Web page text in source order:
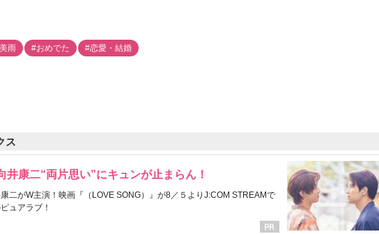
雨 #おめでた #恋愛・結婚
ス
井康二“両片思い”にキュンが止まらん！
二がW主演！映画『（LOVE SONG）』が8／５よりJ:COM STREAMで
ュアラブ！